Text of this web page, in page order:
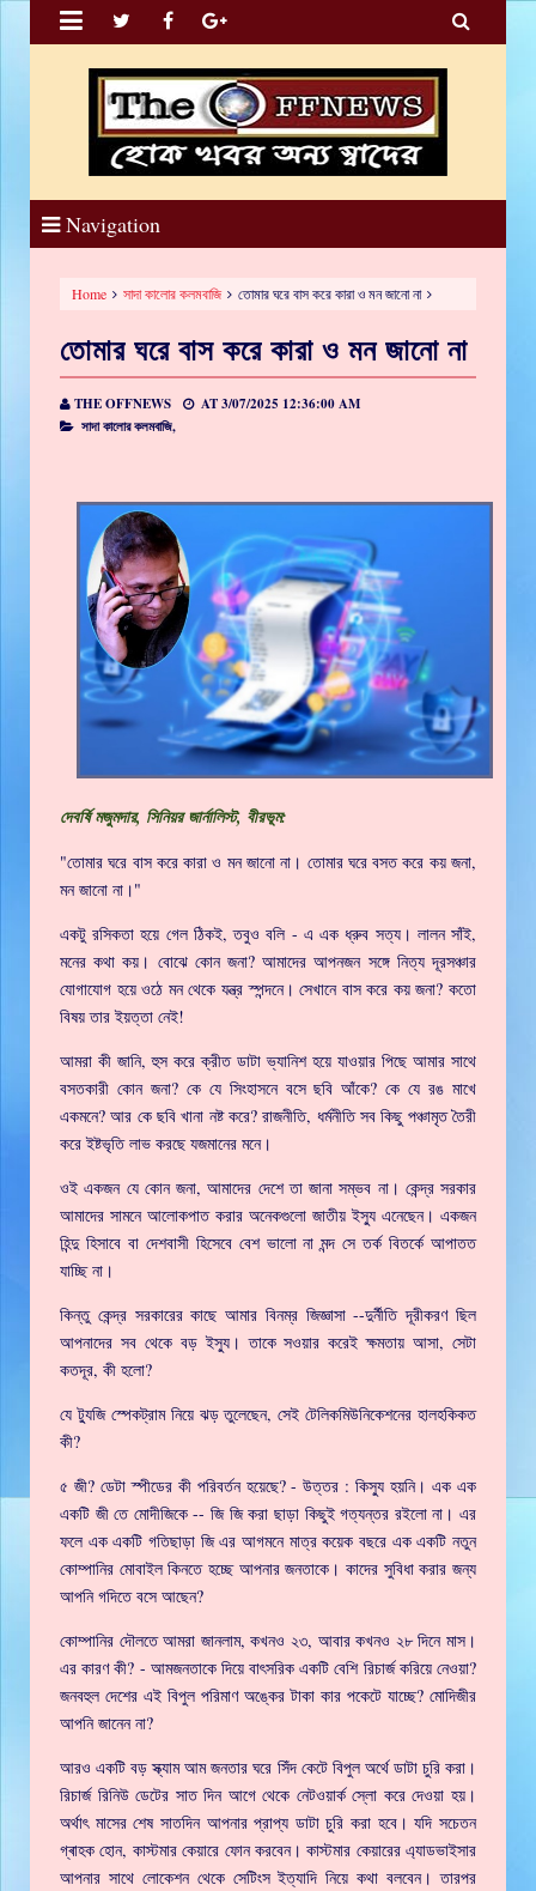
 
Navigation
Home সাদা কালোর কলমবাজি তোমার ঘরে বাস করে কারা ও মন জানো না
তোমার ঘরে বাস করে কারা ও মন জানো না
THE OFFNEWS AT3/07/2025 12:36:00 AM
সাদা কালোর কলমবাজি,
দেবর্ষি মজুমদার, সিনিয়র জার্নালিস্ট, বীরভূম:
"তোমার ঘরে বাস করে কারা ও মন জানো না। তোমার ঘরে বসত করে কয় জনা,
মন জানো না।"
একটু রসিকতা হয়ে গেল ঠিকই, তবুও বলি - এ এক ধ্রুব সত্য। লালন সাঁই,
মনের কথা কয়। বোঝে কোন জনা? আমাদের আপনজন সঙ্গে নিত্য দূরসঞ্চার
যোগাযোগ হয়ে ওঠে মন থেকে যন্ত্র স্পন্দনে। সেখানে বাস করে কয় জনা? কতো
বিষয় তার ইয়ত্তা নেই!
আমরা কী জানি, হুস করে ক্রীত ডাটা ভ্যানিশ হয়ে যাওয়ার পিছে আমার সাথে
বসতকারী কোন জনা? কে যে সিংহাসনে বসে ছবি আঁকে? কে যে রঙ মাখে
একমনে? আর কে ছবি খানা নষ্ট করে? রাজনীতি, ধর্মনীতি সব কিছু পঞ্চামৃত তৈরী
করে ইষ্টভৃতি লাভ করছে যজমানের মনে।
ওই একজন যে কোন জনা, আমাদের দেশে তা জানা সম্ভব না। কেন্দ্র সরকার
আমাদের সামনে আলোকপাত করার অনেকগুলো জাতীয় ইস্যু এনেছেন। একজন
হিন্দু হিসাবে বা দেশবাসী হিসেবে বেশ ভালো না মন্দ সে তর্ক বিতর্কে আপাতত
যাচ্ছি না।
কিন্তু কেন্দ্র সরকারের কাছে আমার বিনম্র জিজ্ঞাসা --দুর্নীতি দূরীকরণ ছিল
আপনাদের সব থেকে বড় ইস্যু। তাকে সওয়ার করেই ক্ষমতায় আসা, সেটা
কতদূর, কী হলো?
যে ট্যুজি স্পেকট্রাম নিয়ে ঝড় তুলেছেন, সেই টেলিকমিউনিকেশনের হালহকিকত
কী?
৫ জী? ডেটা স্পীডের কী পরিবর্তন হয়েছে? - উত্তর : কিস্যু হয়নি। এক এক
একটি জী তে মোদীজিকে -- জি জি করা ছাড়া কিছুই গত্যন্তর রইলো না। এর
ফলে এক একটি গতিছাড়া জি এর আগমনে মাত্র কয়েক বছরে এক একটি নতুন
কোম্পানির মোবাইল কিনতে হচ্ছে আপনার জনতাকে। কাদের সুবিধা করার জন্য
আপনি গদিতে বসে আছেন?
কোম্পানির দৌলতে আমরা জানলাম, কখনও ২৩, আবার কখনও ২৮ দিনে মাস।
এর কারণ কী? - আমজনতাকে দিয়ে বাৎসরিক একটি বেশি রিচার্জ করিয়ে নেওয়া?
জনবহুল দেশের এই বিপুল পরিমাণ অঙ্কের টাকা কার পকেটে যাচ্ছে? মোদিজীর
আপনি জানেন না?
আরও একটি বড় স্ক্যাম আম জনতার ঘরে সিঁদ কেটে বিপুল অর্থে ডাটা চুরি করা।
রিচার্জ রিনিউ ডেটের সাত দিন আগে থেকে নেটওয়ার্ক স্লো করে দেওয়া হয়।
অর্থাৎ মাসের শেষ সাতদিন আপনার প্রাপ্য ডাটা চুরি করা হবে। যদি সচেতন
গ্ৰাহক হোন, কাস্টমার কেয়ারে ফোন করবেন। কাস্টমার কেয়ারের এ্যাডভাইসার
আপনার সাথে লোকেশন থেকে সেটিংস ইত্যাদি নিয়ে কথা বলবেন। তারপর